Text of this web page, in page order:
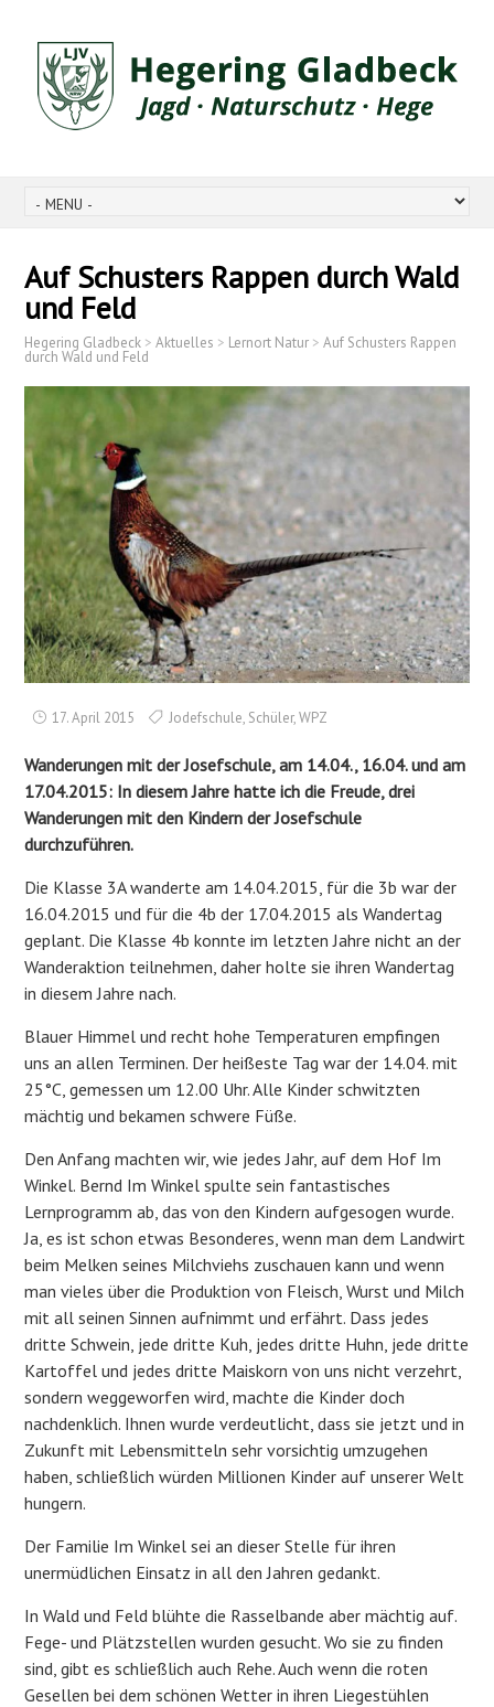
Auf Schusters Rappen durch Wald
und Feld
Hegering Gladbeck >Aktuelles > Lernort Natur >Auf Schusters Rappen
durch Wald und Feld
17. April 2015 Jodefschule, Schüler,WPZ
Wanderungen mit der Josefschule, am 14.04., 16.04. und am
17.04.2015: In diesem Jahre hatte ich die Freude, drei
Wanderungen mit den Kindern der Josefschule
durchzuführen.
Die Klasse 3A wanderte am 14.04.2015, für die 3b war der
16.04.2015 und für die 4b der 17.04.2015 als Wandertag
geplant. Die Klasse 4b konnte im letzten Jahre nicht an der
Wanderaktion teilnehmen, daher holte sie ihren Wandertag
in diesem Jahre nach.
Blauer Himmel und recht hohe Temperaturen empfingen
uns an allen Terminen. Der heißeste Tag war der 14.04. mit
25°C, gemessen um 12.00 Uhr. Alle Kinder schwitzten
mächtig und bekamen schwere Füße.
Den Anfang machten wir, wie jedes Jahr, auf dem Hof Im
Winkel. Bernd Im Winkel spulte sein fantastisches
Lernprogramm ab, das von den Kindern aufgesogen wurde.
Ja, es ist schon etwas Besonderes, wenn man dem Landwirt
beim Melken seines Milchviehs zuschauen kann und wenn
man vieles über die Produktion von Fleisch, Wurst und Milch
mit all seinen Sinnen aufnimmt und erfährt. Dass jedes
dritte Schwein, jede dritte Kuh, jedes dritte Huhn, jede dritte
Kartoffel und jedes dritte Maiskorn von uns nicht verzehrt,
sondern weggeworfen wird, machte die Kinder doch
nachdenklich. Ihnen wurde verdeutlicht, dass sie jetzt und in
Zukunft mit Lebensmitteln sehr vorsichtig umzugehen
haben, schließlich würden Millionen Kinder auf unserer Welt
hungern.
Der Familie Im Winkel sei an dieser Stelle für ihren
unermüdlichen Einsatz in all den Jahren gedankt.
In Wald und Feld blühte die Rasselbande aber mächtig auf.
Fege- und Plätzstellen wurden gesucht. Wo sie zu finden
sind, gibt es schließlich auch Rehe. Auch wenn die roten
Gesellen bei dem schönen Wetter in ihren Liegestühlen